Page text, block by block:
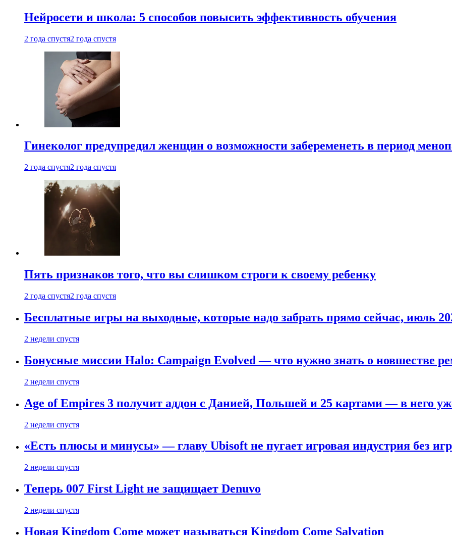
Нейросети и школа: 5 способов повысить эффективность обучения
2 года спустя2 года спустя
Гинеколог предупредил женщин о возможности забеременеть в период
2 года спустя2 года спустя
Пять признаков того, что вы слишком строги к своему ребенку
2 года спустя2 года спустя
Бесплатные игры на выходные, которые надо забрать прямо сейчас, июль
2 недели спустя
Бонусные миссии Halo: Campaign Evolved — что нужно знать о новшестве
2 недели спустя
Age of Empires 3 получит аддон с Данией, Польшей и 25 картами — в него
2 недели спустя
«Есть плюсы и минусы» — главу Ubisoft не пугает игровая индустрия без
2 недели спустя
Теперь 007 First Light не защищает Denuvo
2 недели спустя
Новая Kingdom Come может называться Kingdom Come Salvation